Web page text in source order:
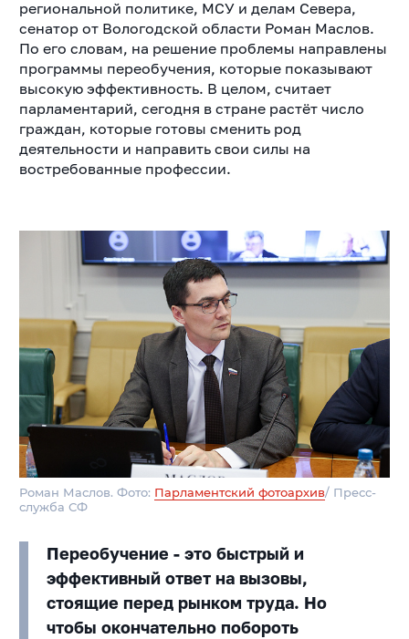
региональной политике, МСУ и делам Севера,
сенатор от Вологодской области Роман Маслов.
По его словам, на решение проблемы направлены
программы переобучения, которые показывают
высокую эффективность. В целом, считает
парламентарий, сегодня в стране растёт число
граждан, которые готовы сменить род
деятельности и направить свои силы на
востребованные профессии.
Роман Маслов. Фото: Парламентский фотоархив/ Пресс-
служба СФ
Переобучение - это быстрый и
эффективный ответ на вызовы,
стоящие перед рынком труда. Но
чтобы окончательно побороть